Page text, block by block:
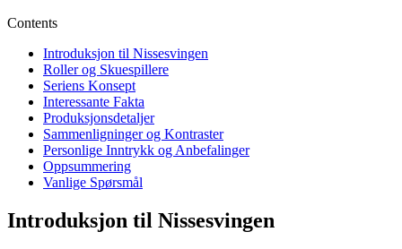
Contents
Introduksjon til Nissesvingen
Roller og Skuespillere
Seriens Konsept
Interessante Fakta
Produksjonsdetaljer
Sammenligninger og Kontraster
Personlige Inntrykk og Anbefalinger
Oppsummering
Vanlige Spørsmål
Introduksjon til Nissesvingen